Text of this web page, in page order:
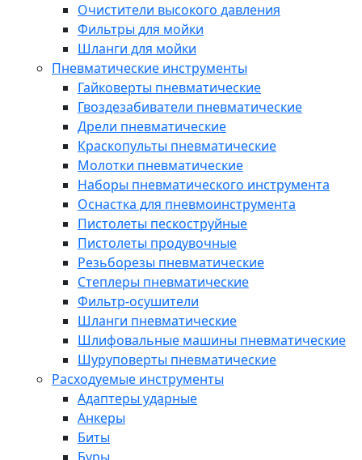
Очистители высокого давления
Фильтры для мойки
Шланги для мойки
Пневматические инструменты
Гайковерты пневматические
Гвоздезабиватели пневматические
Дрели пневматические
Краскопульты пневматические
Молотки пневматические
Наборы пневматического инструмента
Оснастка для пневмоинструмента
Пистолеты пескоструйные
Пистолеты продувочные
Резьборезы пневматические
Степлеры пневматические
Фильтр-осушители
Шланги пневматические
Шлифовальные машины пневматические
Шуруповерты пневматические
Расходуемые инструменты
Адаптеры ударные
Анкеры
Биты